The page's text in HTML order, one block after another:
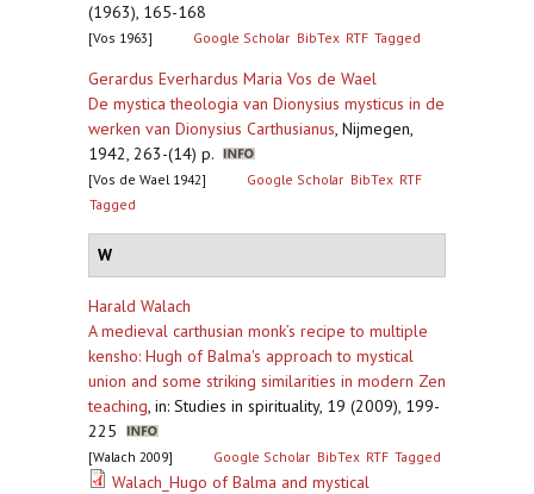
(1963), 165-168
[Vos 1963] Google Scholar BibTex RTF Tagged
Gerardus Everhardus Maria Vos de Wael
De mystica theologia van Dionysius mysticus in de
werken van Dionysius Carthusianus, Nijmegen,
1942, 263-(14) p.
[Vos de Wael 1942] Google Scholar BibTex RTF
Tagged
W
Harald Walach
A medieval carthusian monk’s recipe to multiple
kensho: Hugh of Balma's approach to mystical
union and some striking similarities in modern Zen
teaching, in: Studies in spirituality, 19 (2009), 199-
225
[Walach 2009] Google Scholar BibTex RTF Tagged
Walach_Hugo of Balma and mystical